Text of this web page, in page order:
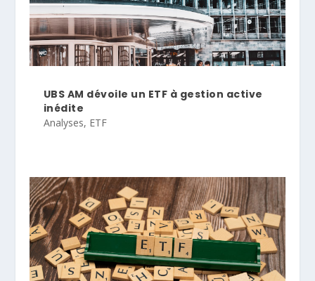
UBS AM dévoile un ETF à gestion active
inédite
Analyses, ETF